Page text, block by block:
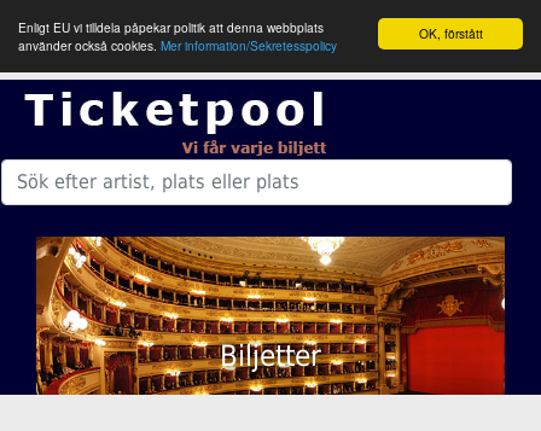
OK, förstått
Enligt EU vi tilldela påpekar politik att denna webbplats
använder också cookies. Mer information/Sekretesspolicy
Biljetter